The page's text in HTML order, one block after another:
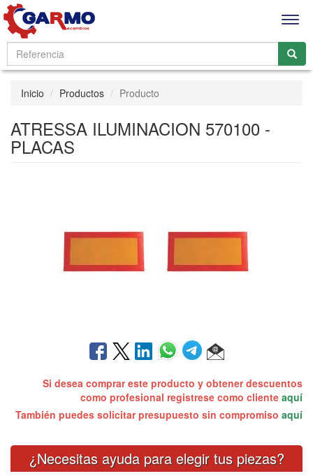
Inicio Productos Producto
ATRESSA ILUMINACION 570100 -
PLACAS
Si desea comprar este producto y obtener descuentos
como profesional registrese como cliente aquí
También puedes solicitar presupuesto sin compromiso aquí
¿Necesitas ayuda para elegir tus piezas?